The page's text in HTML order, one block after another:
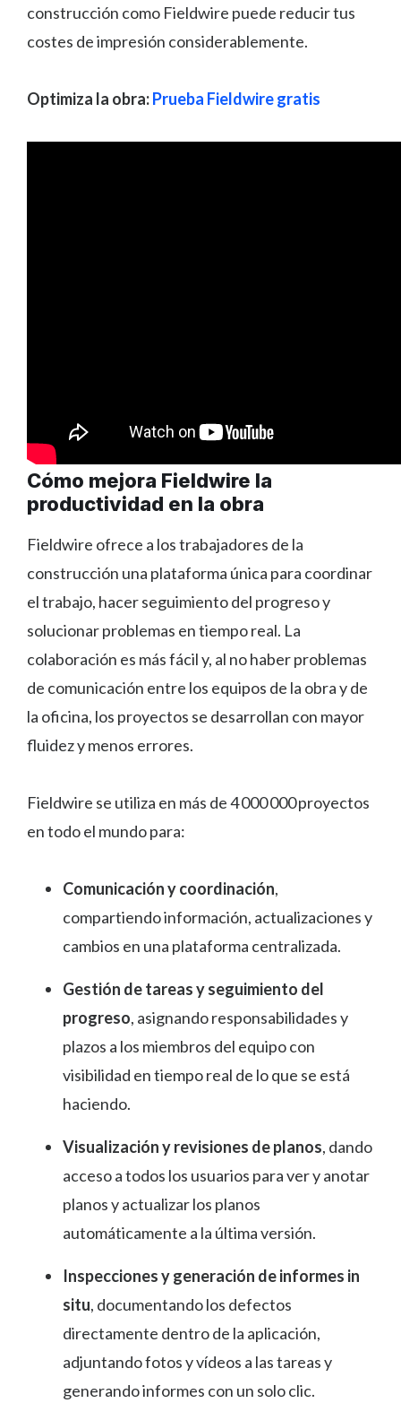
construcción como Fieldwire puede reducir tus
costes de impresión considerablemente.
Optimiza la obra:Prueba Fieldwire gratis
Cómo mejora Fieldwire la
productividad en la obra
Fieldwire ofrece a los trabajadores de la
construcción una plataforma única para coordinar
el trabajo, hacer seguimiento del progreso y
solucionar problemas en tiempo real. La
colaboración es más fácil y, al no haber problemas
de comunicación entre los equipos de la obra y de
la oficina, los proyectos se desarrollan con mayor
fluidez y menos errores.
Fieldwire se utiliza en más de 4 000 000 proyectos
en todo el mundo para:
Comunicación y coordinación,
compartiendo información, actualizaciones y
cambios en una plataforma centralizada.
Gestión de tareas y seguimiento del
progreso, asignando responsabilidades y
plazos a los miembros del equipo con
visibilidad en tiempo real de lo que se está
haciendo.
Visualización y revisiones de planos, dando
acceso a todos los usuarios para ver y anotar
planos y actualizar los planos
automáticamente a la última versión.
Inspecciones y generación de informes in
situ, documentando los defectos
directamente dentro de la aplicación,
adjuntando fotos y vídeos a las tareas y
generando informes con un solo clic.